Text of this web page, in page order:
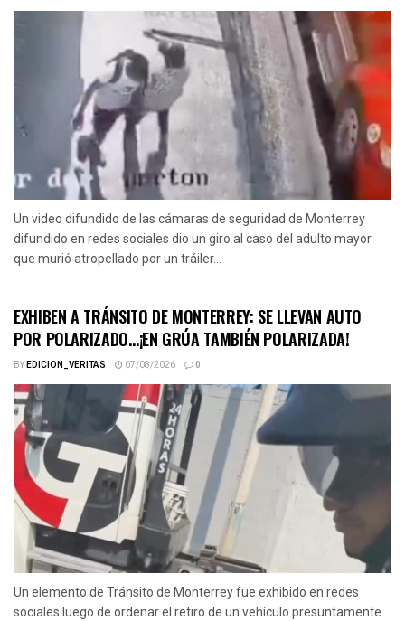
Un video difundido de las cámaras de seguridad de Monterrey
difundido en redes sociales dio un giro al caso del adulto mayor
que murió atropellado por un tráiler...
EXHIBEN A TRÁNSITO DE MONTERREY: SE LLEVAN AUTO
POR POLARIZADO…¡EN GRÚA TAMBIÉN POLARIZADA!
BYEDICION_VERITAS 07/08/2026 0
Un elemento de Tránsito de Monterrey fue exhibido en redes
sociales luego de ordenar el retiro de un vehículo presuntamente